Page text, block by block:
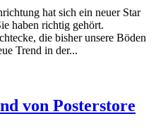
hat sich ein neuer Star
haben richtig gehört.
die bisher unsere Böden
Trend in der...
von Posterstore